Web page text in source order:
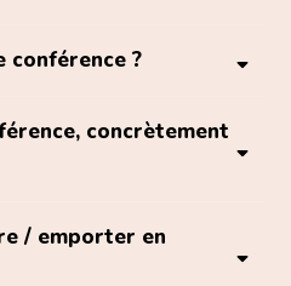
conférence ?
répétées
concrètement
: l’attachement
/ emporter en